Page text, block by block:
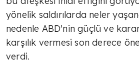
yönelik saldırılarda neler
nedenle ABD'nin güçlü ve
karşılık vermesi son derece
verdi.